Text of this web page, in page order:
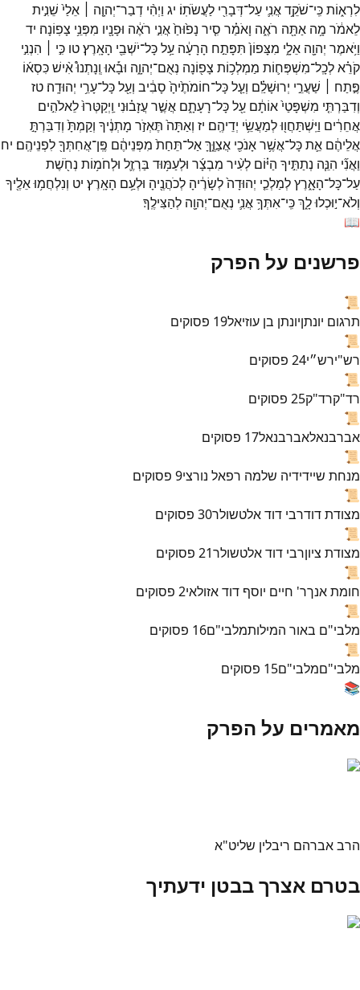
לִרְא֑וֹתכִּֽי־שֹׁקֵ֥דאֲנִ֛י עַל־דְּבָרִ֖י לַעֲשֹׂתֽוֹ׃ יג וַיְהִ֨י דְבַר־יְהוָ֤ה ׀ אֵלַי֙ שֵׁנִ֣ית
לֵאמֹ֔ר מָ֥ה אַתָּ֖ה רֹאֶ֑ה וָאֹמַ֗ר סִ֤יר נָפ֙וּחַ֙אֲנִ֣י רֹאֶ֔ה וּפָנָ֖יו מִפְּנֵ֥י צָפֽוֹנָה׃ יד
וַיֹּ֥אמֶר יְהוָ֖ה אֵלָ֑י מִצָּפוֹן֙ תִּפָּתַ֣ח הָרָעָ֔ה עַ֥לכָּל־יֹשְׁבֵ֖י הָאָֽרֶץ׃טו כִּ֣י ׀
הִנְנִ֣י
קֹרֵ֗אלְכָֽל־מִשְׁפְּח֛וֹת מַמְלְכ֥וֹת צָפ֖וֹנָה נְאֻם־יְהוָ֑ה וּבָ֡אוּ וְֽנָתְנוּ֩אִ֨ישׁכִּסְא֜וֹ
פֶּ֣תַח ׀
שַׁעֲרֵ֣י יְרוּשָׁלִַ֗ם וְעַ֤לכָּל־חוֹמֹתֶ֙יהָ֙ סָבִ֔יב וְעַ֖לכָּל־עָרֵ֥י יְהוּדָֽה׃ טז
וְדִבַּרְתִּ֤י מִשְׁפָּטַי֙אוֹתָ֔ם עַ֖לכָּל־רָעָתָ֑ם אֲשֶׁ֣רעֲזָב֗וּנִי וַֽיְקַטְּרוּ֙לֵאלֹהִ֣ים
אֲחֵרִ֔ים וַיִּֽשְׁתַּחֲו֖וּלְמַעֲשֵׂ֥י יְדֵיהֶֽם׃ יז וְאַתָּה֙ תֶּאְזֹ֣ר מָתְנֶ֔יךָ וְקַמְתָּ֙ וְדִבַּרְתָּ֣
אֲלֵיהֶ֔ם אֵ֛תכָּל־אֲשֶׁ֥ראָנֹכִ֖י אֲצַוֶּ֑ךָּאַל־תֵּחַת֙ מִפְּנֵיהֶ֔ם פֶּֽן־אֲחִתְּךָ֖לִפְנֵיהֶֽם׃ יח
וַאֲנִ֞י הִנֵּ֧ה נְתַתִּ֣יךָ הַיּ֗וֹם לְעִ֨יר מִבְצָ֜ר וּלְעַמּ֥וּד בַּרְזֶ֛ל וּלְחֹמ֥וֹת נְחֹ֖שֶׁת
עַל־כָּל־הָאָ֑רֶץלְמַלְכֵ֤י יְהוּדָה֙לְשָׂרֶ֔יהָ לְכֹהֲנֶ֖יהָ וּלְעַ֥ם הָאָֽרֶץ׃ יט וְנִלְחֲמ֥וּאֵלֶ֖יךָ
וְלֹא־י֣וּכְלוּלָ֑ךְכִּֽי־אִתְּךָ֥אֲנִ֛י נְאֻם־יְהוָ֖ה לְהַצִּילֶֽךָ׃
📖
פרשנים על הפרק
📜
תרגום יונתןיונתן בן עוזיאל19 פסוקים
📜
רש"ירש״י24 פסוקים
📜
רד"קרד"ק25 פסוקים
📜
אברבנאלאברבנאל17 פסוקים
📜
מנחת שיידידיה שלמה רפאל נורצי9 פסוקים
📜
מצודת דודרבי דוד אלטשולר30 פסוקים
📜
מצודת ציוןרבי דוד אלטשולר21 פסוקים
📜
חומת אנךר' חיים יוסף דוד אזולאי2 פסוקים
📜
מלבי"ם באור המילותמלבי"ם16 פסוקים
📜
מלבי"םמלבי"ם15 פסוקים
📚
מאמרים על הפרק
הרב אברהם ריבלין שליט"א
בטרם אצרך בבטן ידעתיך